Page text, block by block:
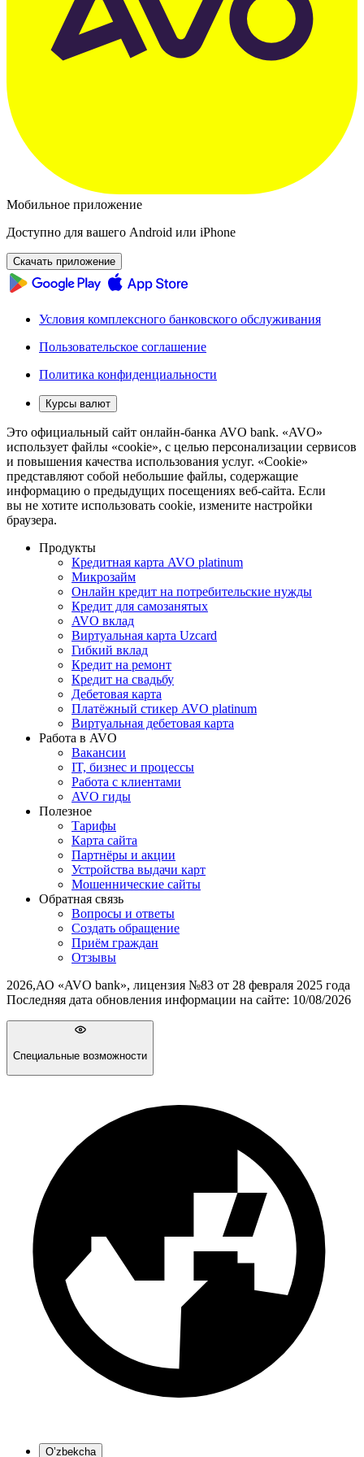
Мобильное приложение
Доступно для вашего Android или iPhone
Скачать приложение
Условия комплексного банковского обслуживания
Пользовательское соглашение
Политика конфиденциальности
Курсы валют
Это официальный сайт онлайн-банка AVO bank. «AVO»
использует файлы «cookie», с целью персонализации сервисов
и повышения качества использования услуг. «Cookie»
представляют собой небольшие файлы, содержащие
информацию о предыдущих посещениях веб-сайта. Если
вы не хотите использовать cookie, измените настройки
браузера.
Продукты
Кредитная карта AVO platinum
Микрозайм
Онлайн кредит на потребительские нужды
Кредит для самозанятых
AVO вклад
Виртуальная карта Uzcard
Гибкий вклад
Кредит на ремонт
Кредит на свадьбу
Дебетовая карта
Платёжный стикер AVO platinum
Виртуальная дебетовая карта
Работа в AVO
Вакансии
IT, бизнес и процессы
Работа с клиентами
AVO гиды
Полезное
Тарифы
Карта сайта
Партнёры и акции
Устройства выдачи карт
Мошеннические cайты
Обратная связь
Вопросы и ответы
Создать обращение
Приём граждан
Отзывы
2026,АО «AVO bank», лицензия №83 от 28 февраля 2025 года
Последняя дата обновления информации на сайте: 10/08/2026
Специальные возможности
O’zbekcha